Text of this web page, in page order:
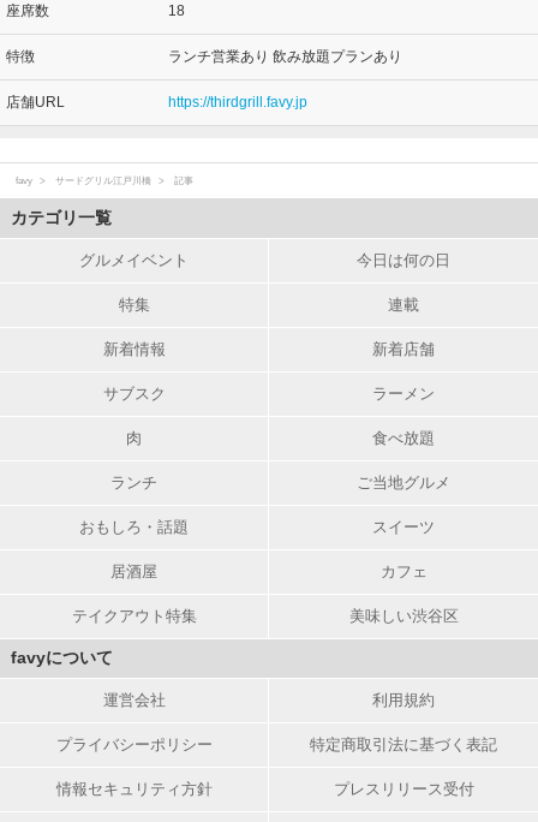
座席数 18
特徴 ランチ営業あり 飲み放題プランあり
店舗URL https://thirdgrill.favy.jp
favy サードグリル江戸川橋 記事
カテゴリ一覧
グルメイベント 今日は何の日
特集 連載
新着情報 新着店舗
サブスク ラーメン
肉 食べ放題
ランチ ご当地グルメ
おもしろ・話題 スイーツ
居酒屋 カフェ
テイクアウト特集 美味しい渋谷区
favyについて
運営会社 利用規約
プライバシーポリシー 特定商取引法に基づく表記
情報セキュリティ方針 プレスリリース受付